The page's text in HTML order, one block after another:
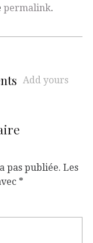
permalink.
Add yours
pas publiée. Les
*